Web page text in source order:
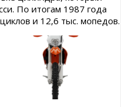
По итогам 1987 года
и 12,6 тыс. мопедов.